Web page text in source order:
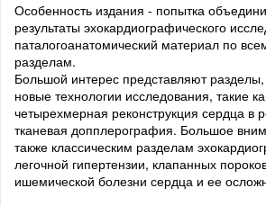
Особенность издания - попытка
результаты эхокардиографического
паталогоанатомический материал по
разделам.
Большой интерес представляют
новые технологии исследования, такие
четырехмерная реконструкция сердца в
тканевая допплерография. Большое
также классическим разделам
легочной гипертензии, клапанных
ишемической болезни сердца и ее